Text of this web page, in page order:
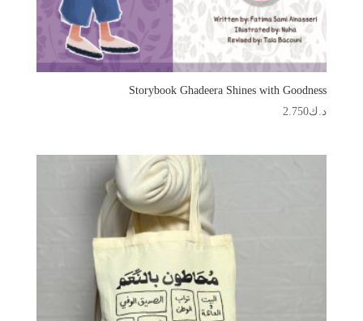
Storybook Ghadeera Shines with Goodness
د.ك2.750